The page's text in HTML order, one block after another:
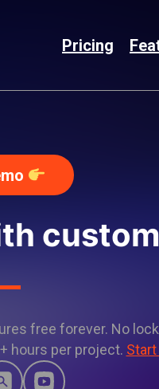
Pricing
free forever. No
hours per project.